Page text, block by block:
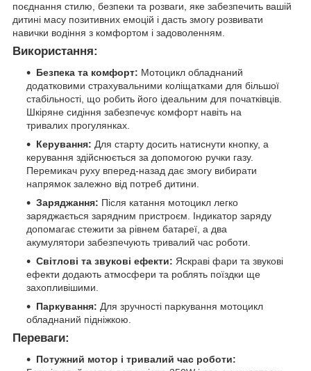
поєднання стилю, безпеки та розваги, яке забезпечить вашій
дитині масу позитивних емоцій і дасть змогу розвивати
навички водіння з комфортом і задоволенням.
Використання:
Безпека та комфорт: Мотоцикл обладнаний
додатковими страхувальними коліщатками для більшої
стабільності, що робить його ідеальним для початківців.
Шкіряне сидіння забезпечує комфорт навіть на
тривалих прогулянках.
Керування: Для старту досить натиснути кнопку, а
керування здійснюється за допомогою ручки газу.
Перемикач руху вперед-назад дає змогу вибирати
напрямок залежно від потреб дитини.
Заряджання: Після катання мотоцикл легко
заряджається зарядним пристроєм. Індикатор заряду
допомагає стежити за рівнем батареї, а два
акумулятори забезпечують тривалий час роботи.
Світлові та звукові ефекти: Яскраві фари та звукові
ефекти додають атмосфери та роблять поїздки ще
захопливішими.
Паркування: Для зручності паркування мотоцикл
обладнаний підніжкою.
Переваги:
Потужний мотор і тривалий час роботи: